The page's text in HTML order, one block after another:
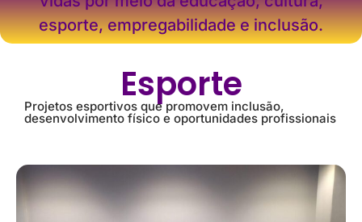
esporte, empregabilidade e inclusão.
Esporte
Projetos esportivos que promovem inclusão,
desenvolvimento físico e oportunidades profissionais